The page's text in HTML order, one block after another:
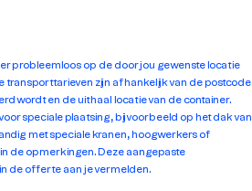
probleemloos op de door jou gewenste locatie
transporttarieven zijn afhankelijk van de postcode
wordt en de uithaal locatie van de container.
speciale plaatsing, bijvoorbeeld op het dak van
met speciale kranen, hoogwerkers of
de opmerkingen. Deze aangepaste
de offerte aan je vermelden.